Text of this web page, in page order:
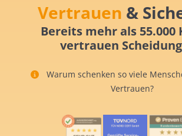
Vertrauen &
Bereits mehr als 55.000
vertrauen
Warum schenken so viele
Vertrauen?